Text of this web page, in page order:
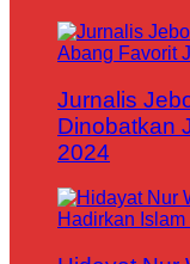
Jurnalis
Dinobatkan
2024